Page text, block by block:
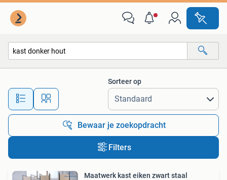
Alle afstanden…
Sorteer op
Bewaar je zoekopdracht
Filters
Maatwerk kast eiken zwart staal